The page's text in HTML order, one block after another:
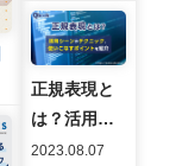
法
「XDDP」・
プロセスの
進め方を解
説
正規表現と
は？活用シ
ーンやテク
2023.08.07